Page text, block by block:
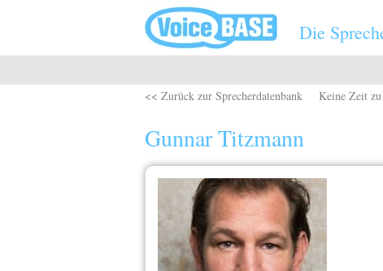
Die
<< Zurück zur Sprecherdatenbank Keine Zeit zu
Gunnar Titzmann